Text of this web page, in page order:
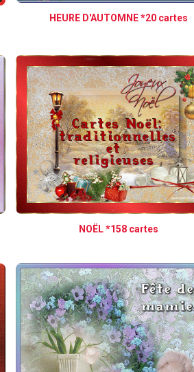
HEURE D'AUTOMNE *20 cartes
NOËL *158 cartes